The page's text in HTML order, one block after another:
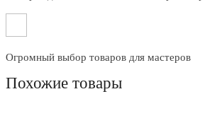
Огромный выбор товаров для мастеров
Похожие товары